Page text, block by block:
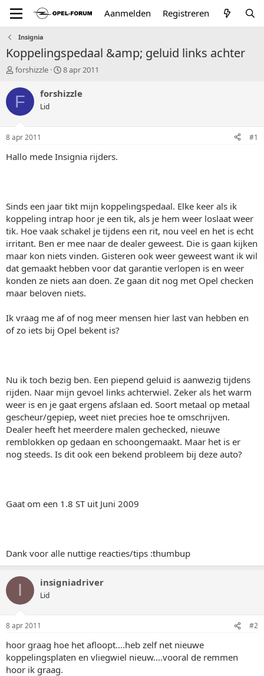
Aanmelden Registreren
Insignia
Koppelingspedaal &amp; geluid links achter
T
p
a
r
forshizzle
S
a
u
8 apr 2011
F forshizzle
Lid
8 apr 2011 #1
Hallo mede Insignia rijders.
Sinds een jaar tikt mijn koppelingspedaal. Elke keer als ik
koppeling intrap hoor je een tik, als je hem weer loslaat weer
tik. Hoe vaak schakel je tijdens een rit, nou veel en het is echt
irritant. Ben er mee naar de dealer geweest. Die is gaan kijken
maar kon niets vinden. Gisteren ook weer geweest want ik wil
dat gemaakt hebben voor dat garantie verlopen is en weer
konden ze niets aan doen. Ze gaan dit nog met Opel checken
maar beloven niets.
Ik vraag me af of nog meer mensen hier last van hebben en
of zo iets bij Opel bekent is?
Nu ik toch bezig ben. Een piepend geluid is aanwezig tijdens
rijden. Naar mijn gevoel links achterwiel. Zeker als het warm
weer is en je gaat ergens afslaan ed. Soort metaal op metaal
gescheur/gepiep, weet niet precies hoe te omschrijven.
Dealer heeft het meerdere malen gechecked, nieuwe
remblokken op gedaan en schoongemaakt. Maar het is er
nog steeds. Is dit ook een bekend probleem bij deze auto?
Gaat om een 1.8 ST uit Juni 2009
Dank voor alle nuttige reacties/tips :thumbup
I insigniadriver
Lid
8 apr 2011 #2
hoor graag hoe het afloopt....heb zelf net nieuwe
koppelingsplaten en vliegwiel nieuw....vooral de remmen
hoor ik graag.